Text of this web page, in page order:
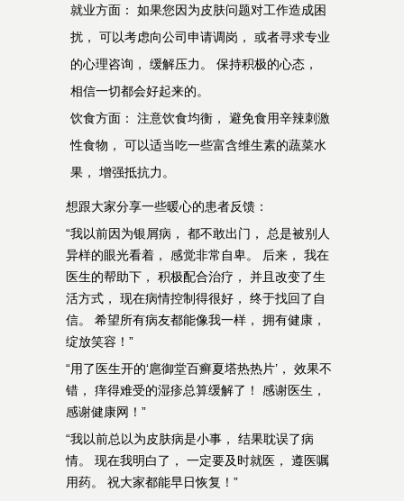
就业方面： 如果您因为皮肤问题对工作造成困
扰， 可以考虑向公司申请调岗， 或者寻求专业
的心理咨询， 缓解压力。 保持积极的心态，
相信一切都会好起来的。
饮食方面： 注意饮食均衡， 避免食用辛辣刺激
性食物， 可以适当吃一些富含维生素的蔬菜水
果， 增强抵抗力。
想跟大家分享一些暖心的患者反馈：
“我以前因为银屑病， 都不敢出门， 总是被别人
异样的眼光看着， 感觉非常自卑。 后来， 我在
医生的帮助下， 积极配合治疗， 并且改变了生
活方式， 现在病情控制得很好， 终于找回了自
信。 希望所有病友都能像我一样， 拥有健康，
绽放笑容！”
“用了医生开的‘扈御堂百癣夏塔热热片’， 效果不
错， 痒得难受的湿疹总算缓解了！ 感谢医生，
感谢健康网！”
“我以前总以为皮肤病是小事， 结果耽误了病
情。 现在我明白了， 一定要及时就医， 遵医嘱
用药。 祝大家都能早日恢复！”